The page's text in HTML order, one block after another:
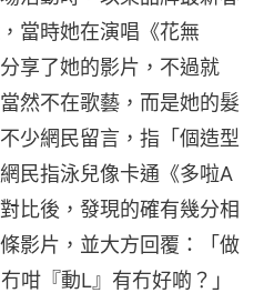
當時她在演唱《花無
享了她的影片，不過就
然不在歌藝，而是她的髮
少網民留言，指「個造型
民指泳兒像卡通《多啦A
比後，發現的確有幾分相
影片，並大方回覆：「做
咁『動L』有冇好啲？」